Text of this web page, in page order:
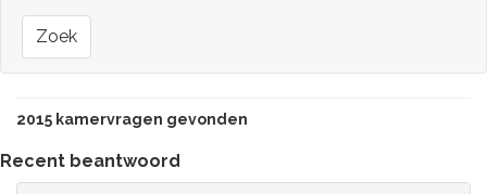
Zoek
2015 kamervragen gevonden
Recent beantwoord